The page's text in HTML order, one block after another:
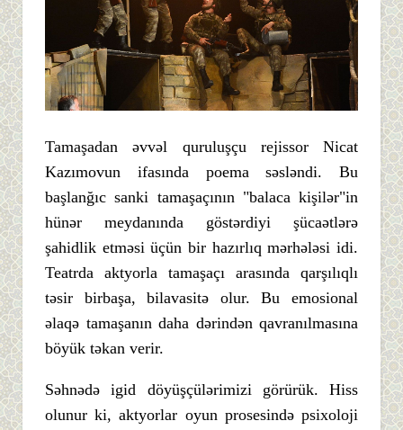
Tamaşadan əvvəl quruluşçu rejissor Nicat
Kazımovun ifasında poema səsləndi. Bu
başlanğıc sanki tamaşaçının "balaca kişilər"in
hünər meydanında göstərdiyi şücaətlərə
şahidlik etməsi üçün bir hazırlıq mərhələsi idi.
Teatrda aktyorla tamaşaçı arasında qarşılıqlı
təsir birbaşa, bilavasitə olur. Bu emosional
əlaqə tamaşanın daha dərindən qavranılmasına
böyük təkan verir.
Səhnədə igid döyüşçülərimizi görürük. Hiss
olunur ki, aktyorlar oyun prosesində psixoloji